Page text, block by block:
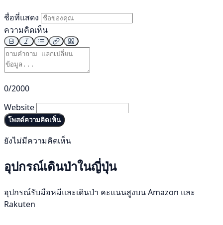
ชื่อที่แสดง
ความคิดเห็น
0/2000
Website
โพสต์ความคิดเห็น
ยังไม่มีความคิดเห็น
อุปกรณ์เดินป่าในญี่ปุ่น
อุปกรณ์รับมือหมีและเดินป่า คะแนนสูงบน Amazon และ
Rakuten